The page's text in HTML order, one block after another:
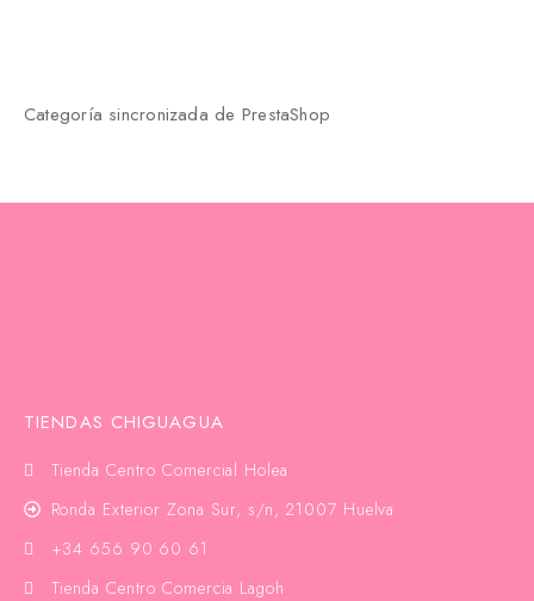
Categoría sincronizada de PrestaShop
TIENDAS CHIGUAGUA
Tienda Centro Comercial Holea
Ronda Exterior Zona Sur, s/n, 21007 Huelva
+34 656 90 60 61
Tienda Centro Comercia Lagoh